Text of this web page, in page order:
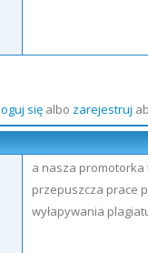
sięalbo zarejestruj
a nasza promotorka
przepuszcza prace
wyłapywania